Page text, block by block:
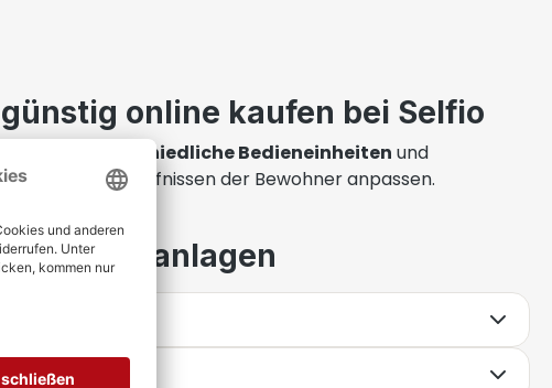
online kaufen bei Selfio
unterschiedliche Bedieneinheiten und
den Bedürfnissen der Bewohner anpassen.
Lüftungsanlagen